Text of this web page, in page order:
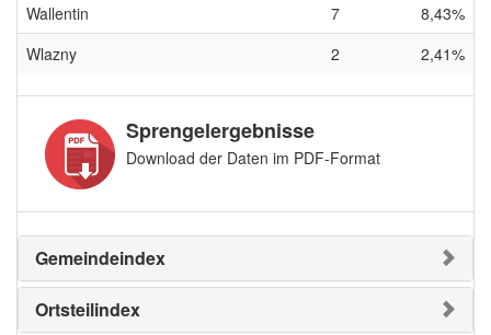
Wallentin
7
8,43%
Wlazny
2 2,41%
Sprengelergebnisse
Download der Daten im PDF-Format
Gemeindeindex
Ortsteilindex